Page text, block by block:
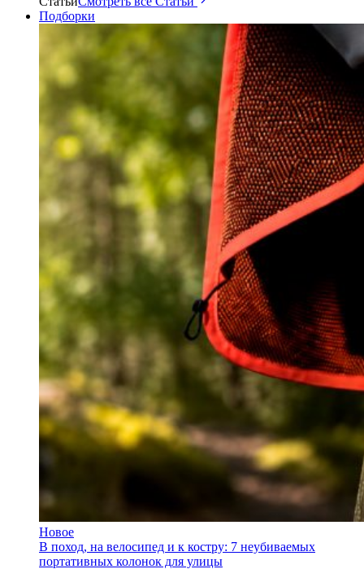
Подборки
Новое
В поход, на велосипед и к костру: 7 неубиваемых
портативных колонок для улицы